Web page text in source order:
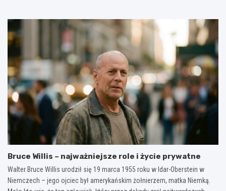
Bruce Willis – najważniejsze role i życie prywatne
Walter Bruce Willis urodził się 19 marca 1955 roku w Idar-Oberstein w
Niemczech – jego ojciec był amerykańskim żołnierzem, matka Niemką.